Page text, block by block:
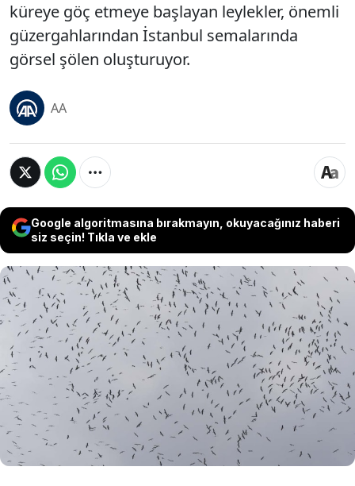
küreye göç etmeye başlayan leylekler, önemli
güzergahlarından İstanbul semalarında
görsel şölen oluşturuyor.
AA
Google algoritmasına bırakmayın, okuyacağınız haberi
siz seçin! Tıkla ve ekle
Sonbaharın yaklaşmasıyla güney yarım
küreye göç etmeye başlayan leylekler,
önemli güzergahlarından İstanbul
semalarında görsel şölen oluşturuyor.